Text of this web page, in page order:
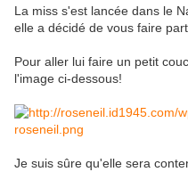
La miss s'est lancée dans le
elle a décidé de vous faire
Pour aller lui faire un petit
l'image ci-dessous!
Je suis sûre qu'elle sera